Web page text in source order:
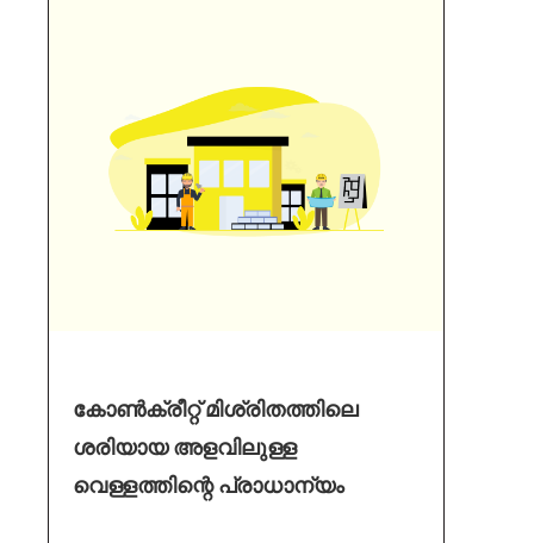
കോൺക്രീറ്റ് മിശ്രിതത്തിലെ
ശരിയായ അളവിലുള്ള
വെള്ളത്തിന്റെ പ്രാധാന്യം